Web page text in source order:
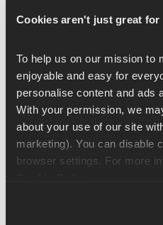
Cookies aren't just great for
To help us on our mission to
enjoyable and easy for
personalise content and ads
With your permission, we
about your use of our site
marketing). You can disable
portatili
Leggero & Ergonomico :
comodamente in mano
Opzioni di stoccaggio
:
con zip per gel, chiavi o
Accesso rapido all'acqua :